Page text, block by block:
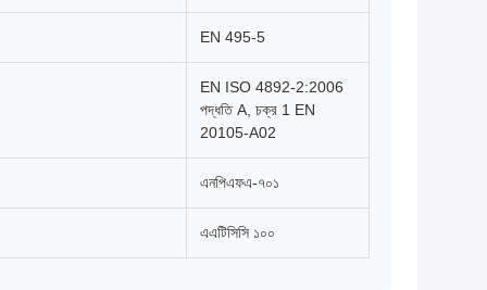
EN 495-5
EN ISO 4892-2:2006
পদ্ধতি A, চক্র 1 EN
20105-A02
এনপিএফএ-৭০১
এএটিসিসি ১০০